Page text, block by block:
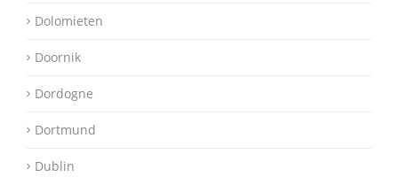
Dolomieten
Doornik
Dordogne
Dortmund
Dublin